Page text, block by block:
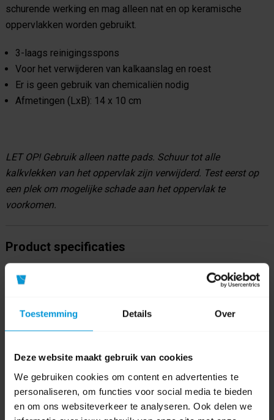
Toestemming Details Over
Deze website maakt gebruik van cookies
We gebruiken cookies om content en advertenties te
personaliseren, om functies voor social media te bieden
en om ons websiteverkeer te analyseren. Ook delen we
schurende werking en mag alleen nat en op keramische
oppervlakken worden gebruikt.
3-laags reinigingsspons
Voor het verwijderen van kalkaanslag en roest
Er is geen gebruik van chemicaliën nodig
Afmetingen (LxB): 14 x 10 cm
LET OP! Gebruik alleen natte pads. Schuur tot alle
kalkvlekken van het oppervlak zijn verwijderd. Test eerst op
een plek om mogelijke schade aan het oppervlak te
voorkomen.
Product specificaties
Artikelnummer
GTIN barcode 5713519600115
Kunststof
Afmeting 140x100mm